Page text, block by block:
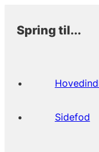
Spring til...
Sidefod